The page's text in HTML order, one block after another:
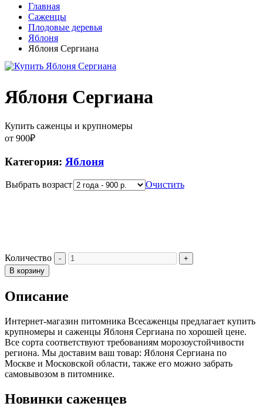
Главная
Саженцы
Плодовые деревья
Яблоня
Яблоня Сергиана
Яблоня Сергиана
Купить саженцы и крупномеры
от 900₽
Категория: Яблоня
Выбрать возраст Очистить
Количество
В корзину
Описание
Интернет-магазин питомника Всесаженцы предлагает купить
крупномеры и саженцы Яблоня Сергиана по хорошей цене.
Все сорта соответствуют требованиям морозоустойчивости
региона. Мы доставим ваш товар: Яблоня Сергиана по
Москве и Московской области, также его можно забрать
самовывозом в питомнике.
Новинки саженцев